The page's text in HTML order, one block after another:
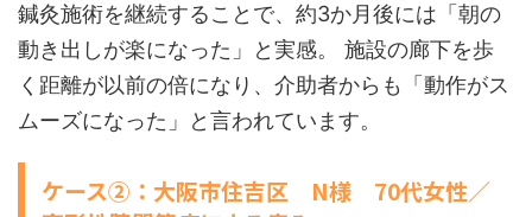
鍼灸施術を継続することで、約3か月後には「朝の
動き出しが楽になった」と実感。 施設の廊下を歩
く距離が以前の倍になり、介助者からも「動作がス
ムーズになった」と言われています。
ケース②：大阪市住吉区 N様 70代女性／